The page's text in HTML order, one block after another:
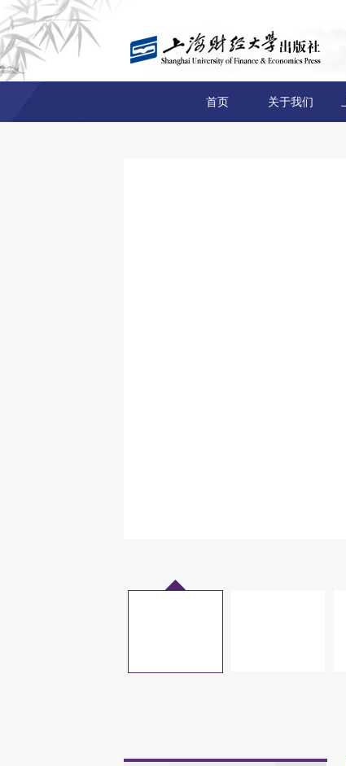
首页 关于我们